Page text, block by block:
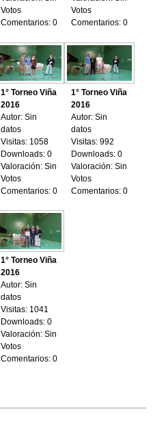
Votos
Comentarios: 0
Votos
Comentarios: 0
1° Torneo Viña
2016
Autor: Sin
datos
Visitas: 1058
Downloads: 0
Valoración: Sin
Votos
Comentarios: 0
1° Torneo Viña
2016
Autor: Sin
datos
Visitas: 992
Downloads: 0
Valoración: Sin
Votos
Comentarios: 0
1° Torneo Viña
2016
Autor: Sin
datos
Visitas: 1041
Downloads: 0
Valoración: Sin
Votos
Comentarios: 0